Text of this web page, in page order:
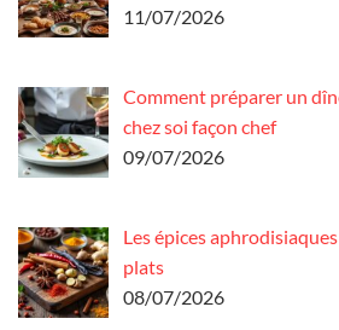
11/07/2026
Comment préparer un
chez soi façon chef
09/07/2026
Les épices
plats
08/07/2026